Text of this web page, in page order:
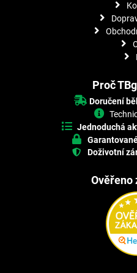
Proč
Doručení
Jednoduchá
Doživotní
Ověřeno